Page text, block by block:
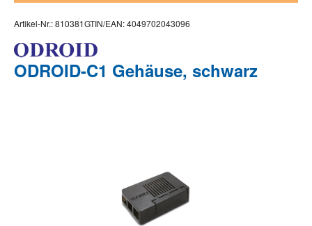
Artikel-Nr.:810381GTIN/EAN:4049702043096
ODROID-C1 Gehäuse, schwarz